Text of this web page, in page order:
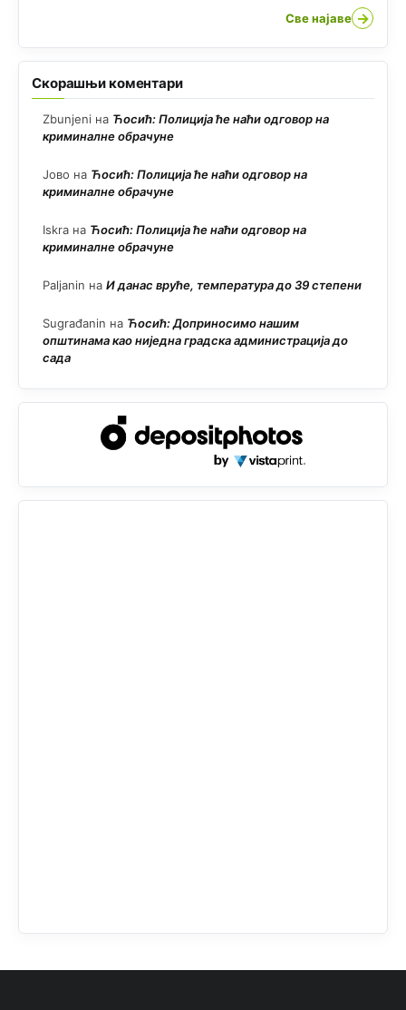
Све најаве →
Скорашњи коментари
Zbunjeni на Ћосић: Полиција ће наћи одговор на
криминалне обрачуне
Јово на Ћосић: Полиција ће наћи одговор на
криминалне обрачуне
Iskra на Ћосић: Полиција ће наћи одговор на
криминалне обрачуне
Paljanin на И данас вруће, температура до 39 степени
Sugrađanin на Ћосић: Доприносимо нашим
општинама као ниједна градска администрација до
сада